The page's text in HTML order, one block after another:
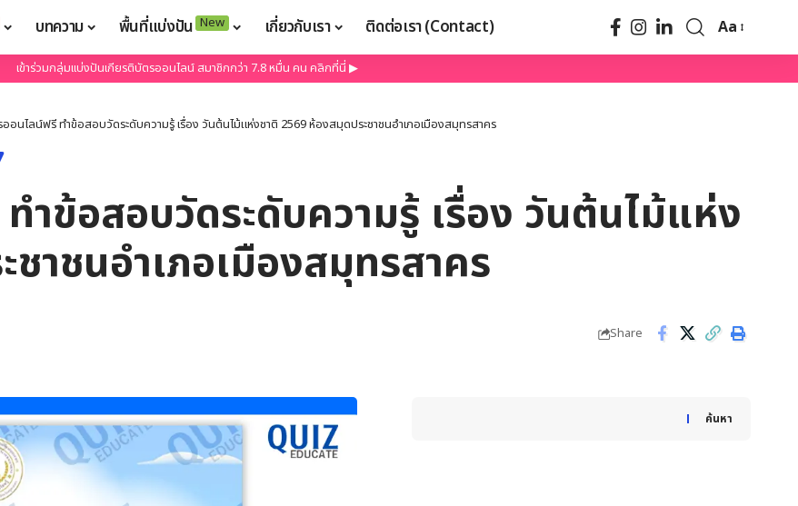
บทความ พื้นที่แบ่งปัน New เกี่ยวกับเรา ติดต่อเรา (Contact) Aa
เข้าร่วมกลุ่มแบ่งปันเกียรติบัตรออนไลน์ สมาชิกกว่า 7.8 หมื่น คน คลิกที่นี่ ▶
อนไลน์ฟรี ทำข้อสอบวัดระดับความรู้ เรื่อง วันต้นไม้แห่งชาติ 2569 ห้องสมุดประชาชนอำเภอเมืองสมุทรสาคร
ำข้อสอบวัดระดับความรู้ เรื่อง วันต้นไม้แห่ง
าชนอำเภอเมืองสมุทรสาคร
Share
ค้นหา
When autocomplete results are available use up and